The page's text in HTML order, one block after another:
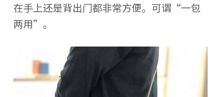
在手上还是背出门都非常方便。可谓“一包
两用”。